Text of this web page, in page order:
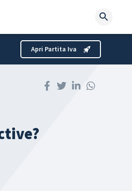
Apri Partita Iva